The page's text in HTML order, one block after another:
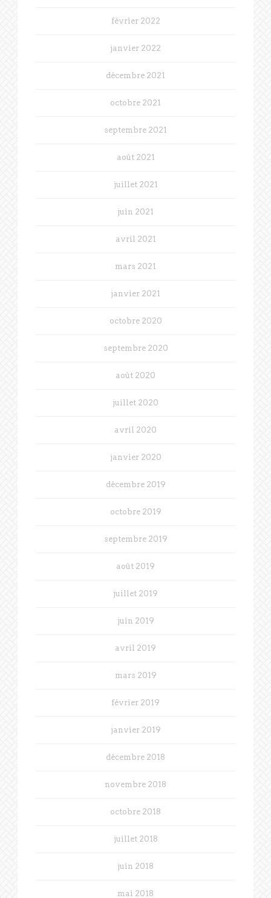
février 2022
janvier 2022
décembre 2021
octobre 2021
septembre 2021
août 2021
juillet 2021
juin 2021
avril 2021
mars 2021
janvier 2021
octobre 2020
septembre 2020
août 2020
juillet 2020
avril 2020
janvier 2020
décembre 2019
octobre 2019
septembre 2019
août 2019
juillet 2019
juin 2019
avril 2019
mars 2019
février 2019
janvier 2019
décembre 2018
novembre 2018
octobre 2018
juillet 2018
juin 2018
mai 2018